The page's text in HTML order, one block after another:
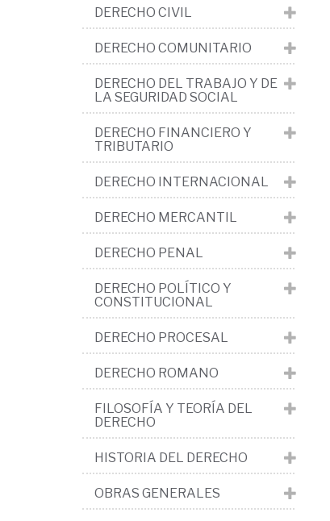
DERECHO CIVIL
DERECHO COMUNITARIO
DERECHO DEL TRABAJO Y DE
LA SEGURIDAD SOCIAL
DERECHO FINANCIERO Y
TRIBUTARIO
DERECHO INTERNACIONAL
DERECHO MERCANTIL
DERECHO PENAL
DERECHO POLÍTICO Y
CONSTITUCIONAL
DERECHO PROCESAL
DERECHO ROMANO
FILOSOFÍA Y TEORÍA DEL
DERECHO
HISTORIA DEL DERECHO
OBRAS GENERALES